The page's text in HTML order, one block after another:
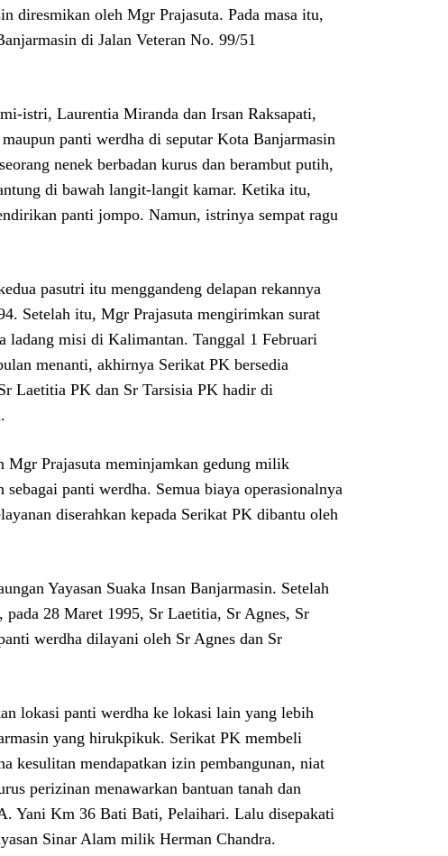
diresmikan oleh Mgr Prajasuta. Pada masa itu,
di Jalan Veteran No. 99/51
istri, Laurentia Miranda dan Irsan Raksapati,
panti werdha di seputar Kota Banjarmasin
nenek berbadan kurus dan berambut putih,
di bawah langit-langit kamar. Ketika itu,
panti jompo. Namun, istrinya sempat ragu
pasutri itu menggandeng delapan rekannya
Setelah itu, Mgr Prajasuta mengirimkan surat
ladang misi di Kalimantan. Tanggal 1 Februari
menanti, akhirnya Serikat PK bersedia
Laetitia PK dan Sr Tarsisia PK hadir di
Mgr Prajasuta meminjamkan gedung milik
panti werdha. Semua biaya operasionalnya
diserahkan kepada Serikat PK dibantu oleh
Yayasan Suaka Insan Banjarmasin. Setelah
pada 28 Maret 1995, Sr Laetitia, Sr Agnes, Sr
werdha dilayani oleh Sr Agnes dan Sr
lokasi panti werdha ke lokasi lain yang lebih
yang hirukpikuk. Serikat PK membeli
kesulitan mendapatkan izin pembangunan, niat
perizinan menawarkan bantuan tanah dan
Yani Km 36 Bati Bati, Pelaihari. Lalu disepakati
Sinar Alam milik Herman Chandra.